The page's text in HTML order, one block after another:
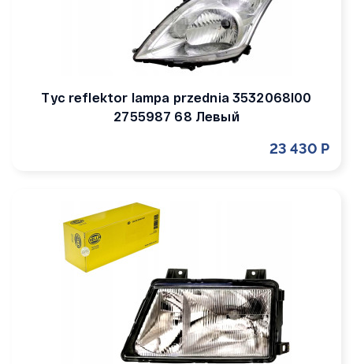
Tyc reflektor lampa przednia 3532068l00
2755987 68 Левый
23 430 Р